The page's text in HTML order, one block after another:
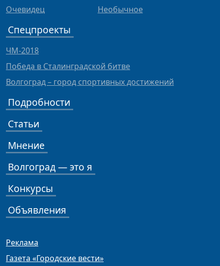
Очевидец
Необычное
Спецпроекты
ЧМ-2018
Победа в Сталинградской битве
Волгоград – город спортивных достижений
Подробности
Статьи
Мнение
Волгоград — это я
Конкурсы
Объявления
Реклама
Газета «Городские вести»